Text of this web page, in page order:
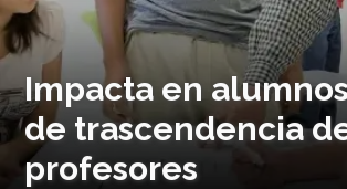
Impacta en
de trascendencia
profesores